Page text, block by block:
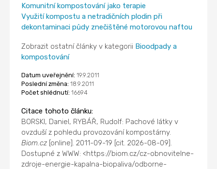
Komunitní kompostování jako terapie
Využití kompostu a netradičních plodin při
dekontaminaci půdy znečištěné motorovou naftou
Zobrazit ostatní články v kategorii Bioodpady a
kompostování
Datum uveřejnění: 19.9.2011
Poslední změna: 18.9.2011
Počet shlédnutí: 16694
Citace tohoto článku:
BORSKI, Daniel, RYBÁŘ, Rudolf: Pachové látky v
ovzduší z pohledu provozování kompostárny.
Biom.cz [online]. 2011-09-19 [cit. 2026-08-09].
Dostupné z WWW: <https://biom.cz/cz-obnovitelne-
zdroje-energie-kapalna-biopaliva/odborne-